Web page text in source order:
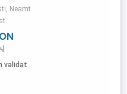
Neamt
validat